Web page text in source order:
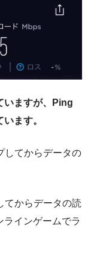
いますが、Ping
ます。
してからデータの
てからデータの読
ラインゲームでラ